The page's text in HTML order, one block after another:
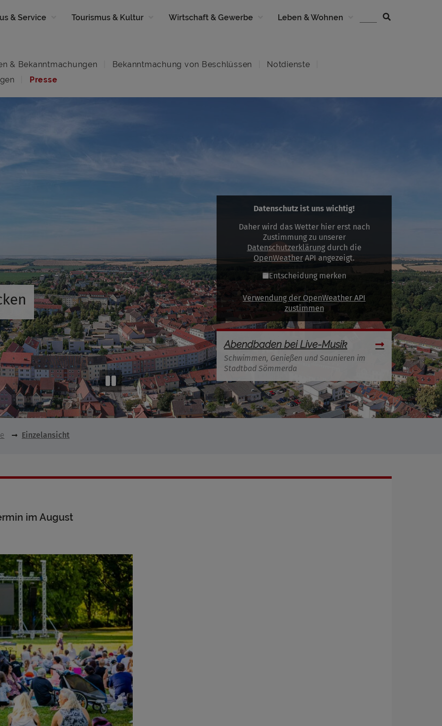
& Service Tourismus & Kultur Wirtschaft & Gewerbe Leben & Wohnen
& Bekanntmachungen Bekanntmachung von Beschlüssen
Notdienste
Presse
Datenschutz ist uns wichtig!
Daher wird das Wetter hier erst nach
Zustimmung zu unserer
Datenschutzerklärungdurch die
OpenWeather API angezeigt.
Entscheidung merken
Verwendung der OpenWeather API
zustimmen
Abendbaden bei Live-Musik
Schwimmen, Genießen und Saunieren im
Stadtbad Sömmerda
Einzelansicht
im August